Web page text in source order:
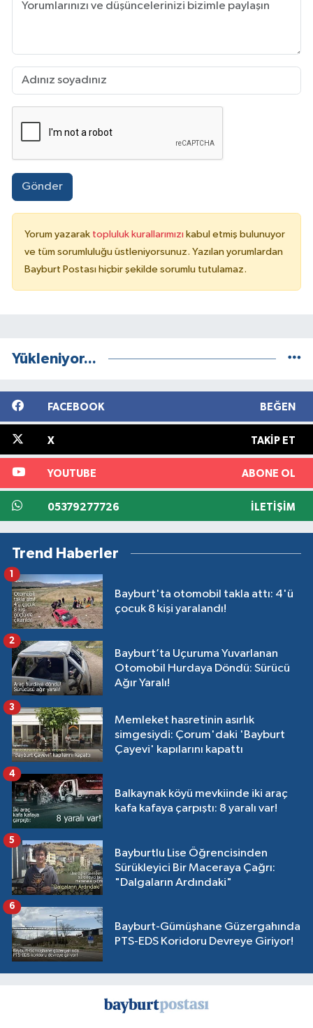
Gönder
Yorum yazarak topluluk kurallarımızı kabul etmiş bulunuyor
ve tüm sorumluluğu üstleniyorsunuz. Yazılan yorumlardan
Bayburt Postası hiçbir şekilde sorumlu tutulamaz.
Yükleniyor...
FACEBOOK BEĞEN
X TAKIP ET
YOUTUBE ABONE OL
05379277726 İLETIŞIM
Trend Haberler
Bayburt'ta otomobil takla attı: 4'ü
çocuk 8 kişi yaralandı!
1
Bayburt’ta Uçuruma Yuvarlanan
Otomobil Hurdaya Döndü: Sürücü
Ağır Yaralı!
2
Memleket hasretinin asırlık
simgesiydi: Çorum'daki 'Bayburt
Çayevi' kapılarını kapattı
3
Balkaynak köyü mevkiinde iki araç
kafa kafaya çarpıştı: 8 yaralı var!
4
Bayburtlu Lise Öğrencisinden
Sürükleyici Bir Maceraya Çağrı:
"Dalgaların Ardındaki"
5
Bayburt-Gümüşhane Güzergahında
PTS-EDS Koridoru Devreye Giriyor!
6